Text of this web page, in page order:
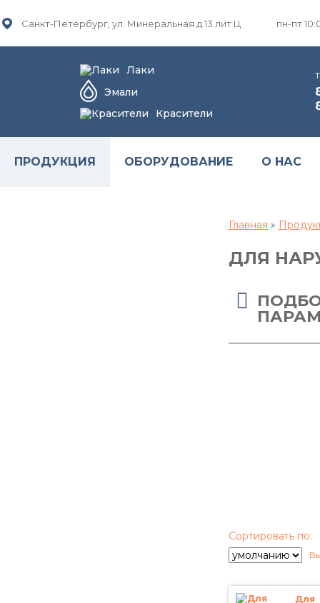
Санкт-Петербург, ул. Минеральная д.13 лит Ц пн-пт
Лаки
Эмали
Красители
ПРОДУКЦИЯ ОБОРУДОВАНИЕ О НАС
Главная »
ДЛЯ
Сортировать по:
Для